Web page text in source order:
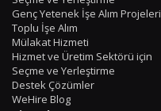
Genç Yetenek İşe Alım Projeleri
Toplu İşe Alım
Mülakat Hizmeti
Hizmet ve Üretim Sektörü için
Seçme ve Yerleştirme
Destek Çözümler
WeHire Blog